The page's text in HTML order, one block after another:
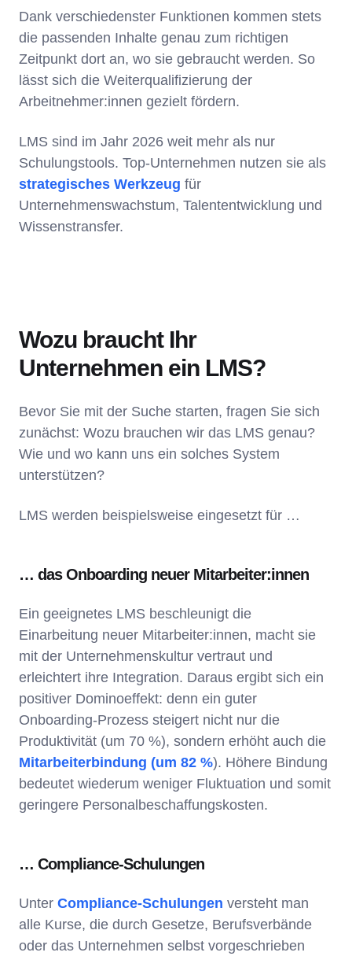
Dank verschiedenster Funktionen kommen stets
die passenden Inhalte genau zum richtigen
Zeitpunkt dort an, wo sie gebraucht werden. So
lässt sich die Weiterqualifizierung der
Arbeitnehmer:innen gezielt fördern.
LMS sind im Jahr 2026 weit mehr als nur
Schulungstools. Top-Unternehmen nutzen sie als
strategisches Werkzeug für
Unternehmenswachstum, Talententwicklung und
Wissenstransfer.
Wozu braucht Ihr
Unternehmen ein LMS?
Bevor Sie mit der Suche starten, fragen Sie sich
zunächst: Wozu brauchen wir das LMS genau?
Wie und wo kann uns ein solches System
unterstützen?
LMS werden beispielsweise eingesetzt für …
… das Onboarding neuer Mitarbeiter:innen
Ein geeignetes LMS beschleunigt die
Einarbeitung neuer Mitarbeiter:innen, macht sie
mit der Unternehmenskultur vertraut und
erleichtert ihre Integration. Daraus ergibt sich ein
positiver Dominoeffekt: denn ein guter
Onboarding-Prozess steigert nicht nur die
Produktivität (um 70 %), sondern erhöht auch die
Mitarbeiterbindung (um 82 %). Höhere Bindung
bedeutet wiederum weniger Fluktuation und somit
geringere Personalbeschaffungskosten.
… Compliance-Schulungen
Unter Compliance-Schulungen versteht man
alle Kurse, die durch Gesetze, Berufsverbände
oder das Unternehmen selbst vorgeschrieben